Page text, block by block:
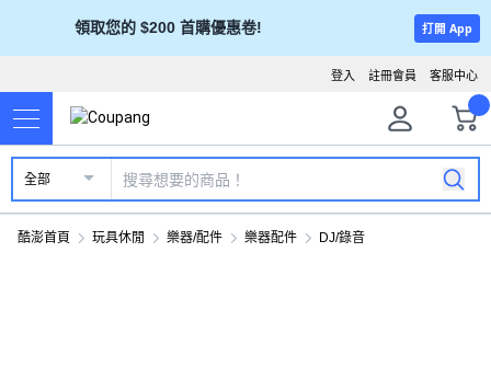
領取您的 $200 首購優惠卷! 打開 App
客服中心
註冊會員
登入
全部
酷澎首頁 玩具休閒 樂器/配件 樂器配件 DJ/錄音